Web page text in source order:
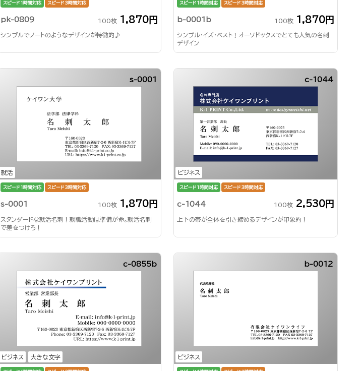
スピード1時間対応 スピード3時間対応
pk-0809 100枚 1,870円
シンプルでノートのようなデザインが特徴的♪
スピード1時間対応 スピード3時間対応
b-0001b 100枚 1,870円
シンプル・イズ・ベスト！オーソドックスでとても人気の名刺
デザイン
就活
s-0001
スピード1時間対応 スピード3時間対応
s-0001 100枚 1,870円
スタンダードな就活名刺！就職活動は準備が命。就活名刺
で差をつけろ！
ビジネス
c-1044
スピード1時間対応 スピード3時間対応
c-1044 100枚 2,530円
上下の帯が全体を引き締めるデザインが印象的！
ビジネス 大きな文字
c-0855b
ビジネス
b-0012